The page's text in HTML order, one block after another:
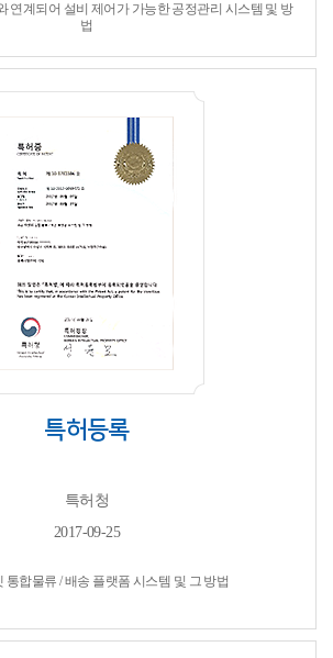
연계되어 설비 제어가 가능한 공정관리 시스템 및 방
법
특허등록
특허청
2017-09-25
통합물류 / 배송 플랫폼 시스템 및 그 방법